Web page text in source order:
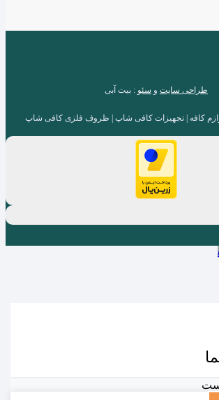
طراحی سایت و سئو : بیت آبی
کافه | تجهیزات کافی شاپ | ظروف فلزی کافی شاپ